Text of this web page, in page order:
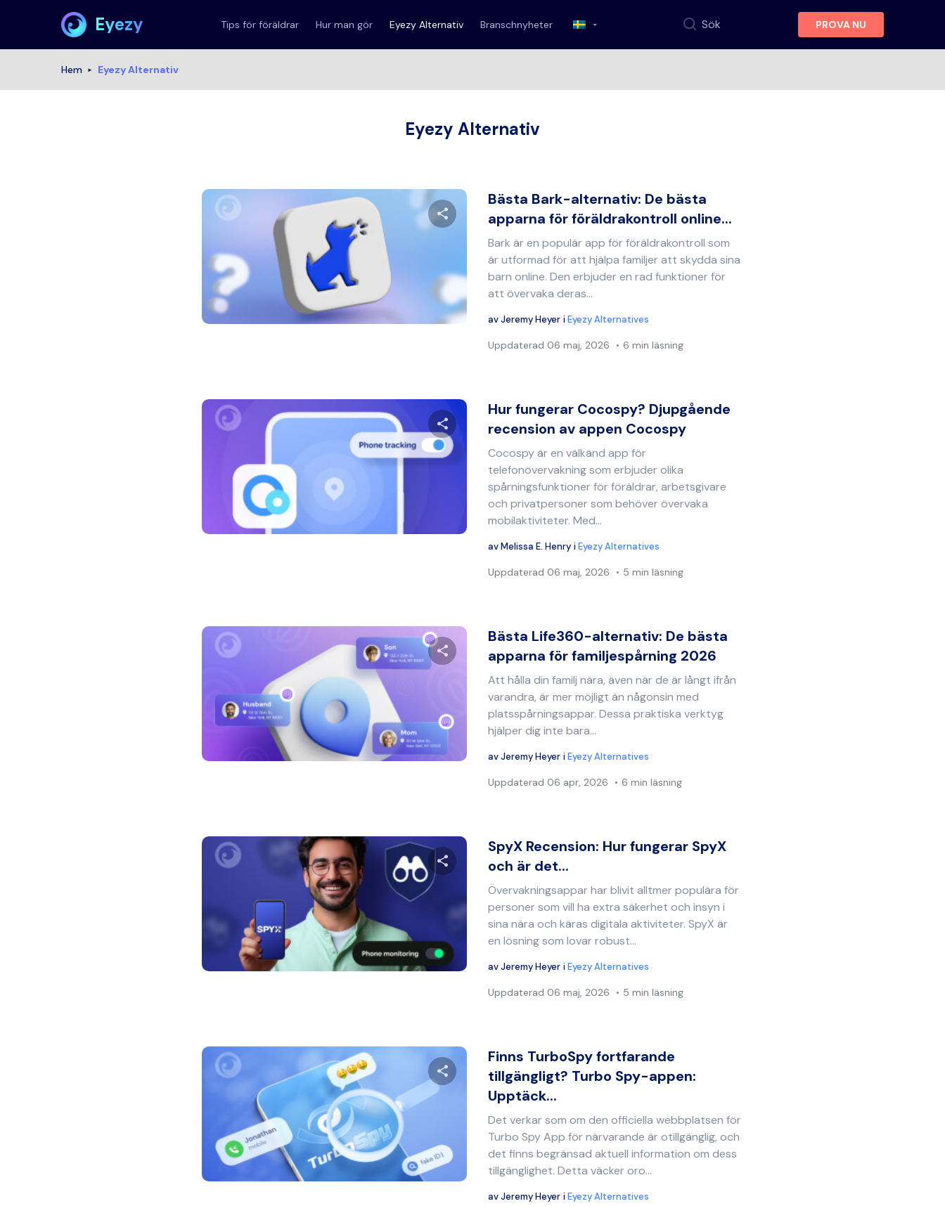
Eyezy Tips för föräldrar Hur man gör Eyezy Alternativ Branschnyheter Sök PROVA NU
Hem Eyezy Alternativ
Eyezy Alternativ
Dela denna artikel
Twitter
Bästa Bark-alternativ: De bästa
apparna för föräldrakontroll online...
Bark är en populär app för föräldrakontroll som
är utformad för att hjälpa familjer att skydda sina
barn online. Den erbjuder en rad funktioner för
att övervaka deras...
avJeremy Heyer iEyezy Alternatives
Uppdaterad 06 maj, 2026 6 min läsning
Dela denna artikel
Facebook Kopiera länk
Hur fungerar Cocospy? Djupgående
recension av appen Cocospy
Cocospy är en välkänd app för
telefonövervakning som erbjuder olika
spårningsfunktioner för föräldrar, arbetsgivare
och privatpersoner som behöver övervaka
mobilaktiviteter. Med…
avMelissa E. Henry iEyezy Alternatives
Uppdaterad 06 maj, 2026 5 min läsning
Dela denna artikel
Twitter
Bästa Life360-alternativ: De bästa
apparna för familjespårning 2026
Att hålla din familj nära, även när de är långt ifrån
varandra, är mer möjligt än någonsin med
platsspårningsappar. Dessa praktiska verktyg
hjälper dig inte bara...
avJeremy Heyer iEyezy Alternatives
Uppdaterad 06 apr, 2026 6 min läsning
Dela denna artikel
Twitter
SpyX Recension: Hur fungerar SpyX
och är det...
Övervakningsappar har blivit alltmer populära för
personer som vill ha extra säkerhet och insyn i
sina nära och käras digitala aktiviteter. SpyX är
en lösning som lovar robust...
avJeremy Heyer iEyezy Alternatives
Uppdaterad 06 maj, 2026 5 min läsning
Dela denna artikel
Twitter Facebook Kopiera länk
Finns TurboSpy fortfarande
tillgängligt? Turbo Spy-appen:
Upptäck...
Det verkar som om den officiella webbplatsen för
Turbo Spy App för närvarande är otillgänglig, och
det finns begränsad aktuell information om dess
tillgänglighet. Detta väcker oro...
avJeremy Heyer iEyezy Alternatives